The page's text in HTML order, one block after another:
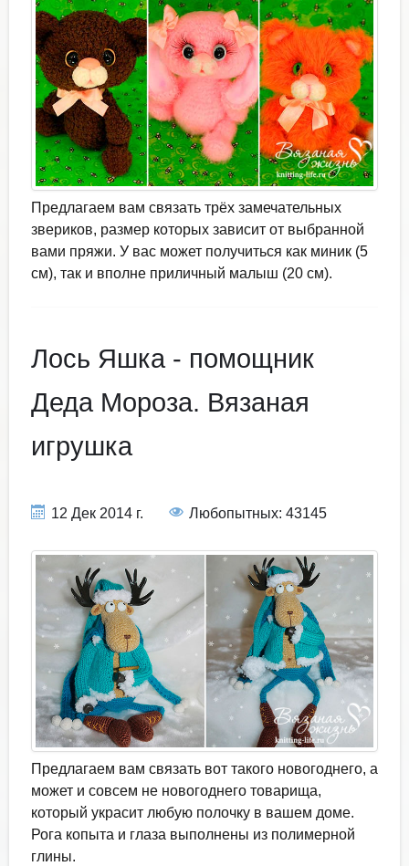
Предлагаем вам связать трёх замечательных
звериков, размер которых зависит от выбранной
вами пряжи. У вас может получиться как миник (5
см), так и вполне приличный малыш (20 см).
Лось Яшка - помощник
Деда Мороза. Вязаная
игрушка
12 Дек 2014 г. Любопытных: 43145
Предлагаем вам связать вот такого новогоднего, а
может и совсем не новогоднего товарища,
который украсит любую полочку в вашем доме.
Рога копыта и глаза выполнены из полимерной
глины.